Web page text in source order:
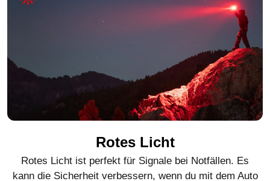
Rotes Licht
Rotes Licht ist perfekt für Signale bei Notfällen. Es
kann die Sicherheit verbessern, wenn du mit dem Auto